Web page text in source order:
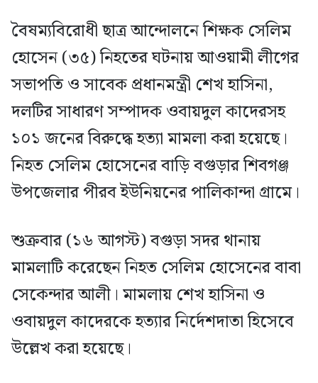
বৈষম্যবিরোধী ছাত্র আন্দোলনে শিক্ষক সেলিম
হোসেন (৩৫) নিহতের ঘটনায় আওয়ামী লীগের
সভাপতি ও সাবেক প্রধানমন্ত্রী শেখ হাসিনা,
দলটির সাধারণ সম্পাদক ওবায়দুল কাদেরসহ
১০১ জনের বিরুদ্ধে হত্যা মামলা করা হয়েছে।
নিহত সেলিম হোসেনের বাড়ি বগুড়ার শিবগঞ্জ
উপজেলার পীরব ইউনিয়নের পালিকান্দা গ্রামে।
শুক্রবার (১৬ আগস্ট) বগুড়া সদর থানায়
মামলাটি করেছেন নিহত সেলিম হোসেনের বাবা
সেকেন্দার আলী। মামলায় শেখ হাসিনা ও
ওবায়দুল কাদেরকে হত্যার নির্দেশদাতা হিসেবে
উল্লেখ করা হয়েছে।